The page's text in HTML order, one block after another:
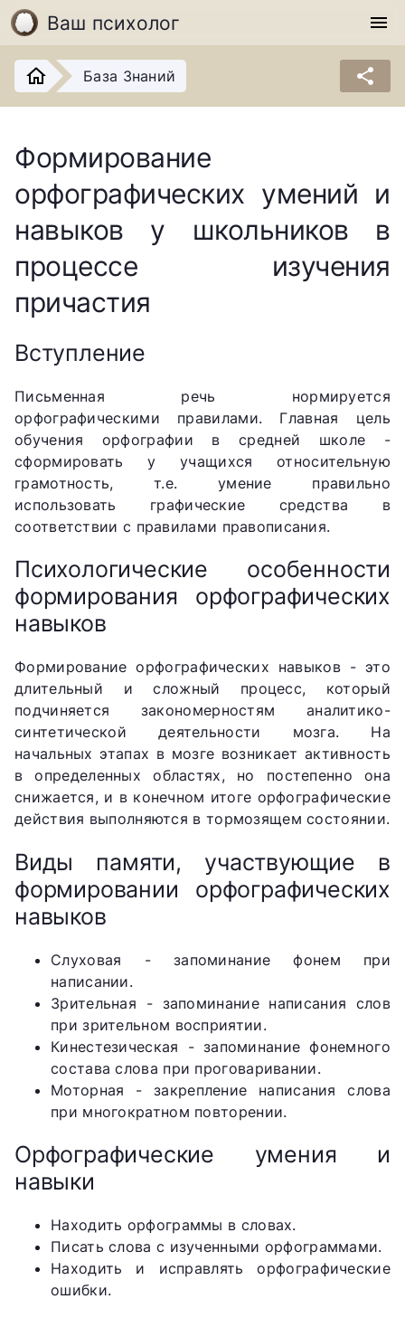
Ваш психолог menu
База Знаний share
Формирование
орфографических умений и
навыков у школьников в
процессе изучения
причастия
Вступление
Письменная речь нормируется
орфографическими правилами. Главная цель
обучения орфографии в средней школе -
сформировать у учащихся относительную
грамотность, т.е. умение правильно
использовать графические средства в
соответствии с правилами правописания.
Психологические особенности
формирования орфографических
навыков
Формирование орфографических навыков - это
длительный и сложный процесс, который
подчиняется закономерностям аналитико-
синтетической деятельности мозга. На
начальных этапах в мозге возникает активность
в определенных областях, но постепенно она
снижается, и в конечном итоге орфографические
действия выполняются в тормозящем состоянии.
Виды памяти, участвующие в
формировании орфографических
навыков
Слуховая - запоминание фонем при
написании.
Зрительная - запоминание написания слов
при зрительном восприятии.
Кинестезическая - запоминание фонемного
состава слова при проговаривании.
Моторная - закрепление написания слова
при многократном повторении.
Орфографические умения и
навыки
Находить орфограммы в словах.
Писать слова с изученными орфограммами.
Находить и исправлять орфографические
ошибки.